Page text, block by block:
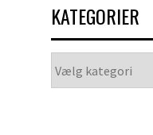
KATEGORIER